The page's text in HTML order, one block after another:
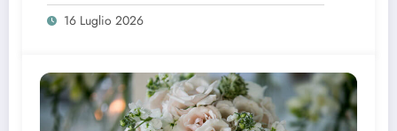
16 Luglio 2026